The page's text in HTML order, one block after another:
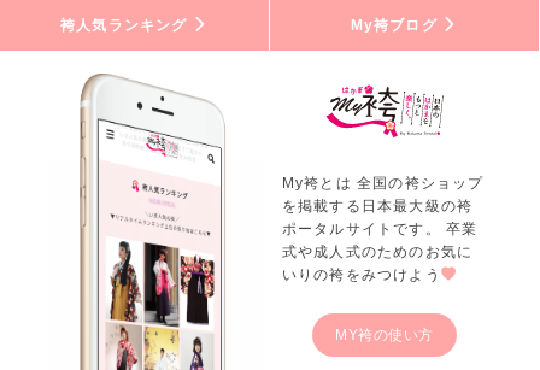
袴人気ランキング My袴ブログ
My袴とは 全国の袴ショップ
を掲載する日本最大級の袴
ポータルサイトです。 卒業
式や成人式のためのお気に
いりの袴をみつけよう
MY袴の使い方